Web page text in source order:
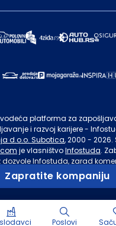
Zapratite kompaniju
platforma za
i razvoj karijere -
d.o.o. Subotica, 2000 - 2026.
je vlasništvoInfostuda.
dozvoleInfostuda, zarad
za lične potrebe posetilaca
Poslovi